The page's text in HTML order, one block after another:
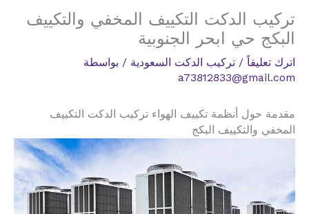
تركيب الدكت التكييف المخفي والتكييف
البكج حي ابحر الجنوبية
اترك تعليقاً / تركيب الدكت السعودية / بواسطة
a73812833@gmail.com
مقدمة حول أنظمة تكييف الهواء تركيب الدكت التكييف
المخفي والتكييف البكج